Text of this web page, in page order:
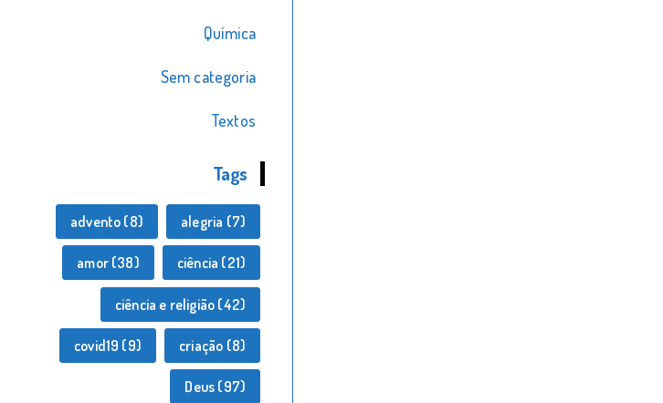
Química
Sem categoria
Textos
Tags
advento (8) alegria (7)
amor(38) ciência (21)
ciência e religião (42)
covid19 (9) criação (8)
Deus (97)